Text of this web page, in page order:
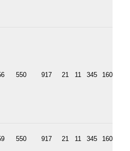
550 917 21 11 345 160
550 917 21 11 345 160